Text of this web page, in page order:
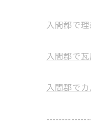
入間郡で
入間郡で
入間郡で